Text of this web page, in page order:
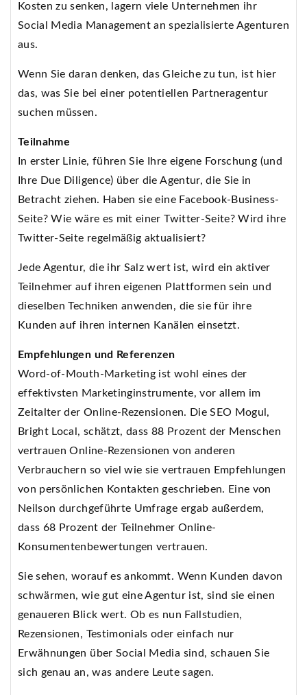
Kosten zu senken, lagern viele Unternehmen ihr
Social Media Management an spezialisierte Agenturen
aus.
Wenn Sie daran denken, das Gleiche zu tun, ist hier
das, was Sie bei einer potentiellen Partneragentur
suchen müssen.
Teilnahme
In erster Linie, führen Sie Ihre eigene Forschung (und
Ihre Due Diligence) über die Agentur, die Sie in
Betracht ziehen. Haben sie eine Facebook-Business-
Seite? Wie wäre es mit einer Twitter-Seite? Wird ihre
Twitter-Seite regelmäßig aktualisiert?
Jede Agentur, die ihr Salz wert ist, wird ein aktiver
Teilnehmer auf ihren eigenen Plattformen sein und
dieselben Techniken anwenden, die sie für ihre
Kunden auf ihren internen Kanälen einsetzt.
Empfehlungen und Referenzen
Word-of-Mouth-Marketing ist wohl eines der
effektivsten Marketinginstrumente, vor allem im
Zeitalter der Online-Rezensionen. Die SEO Mogul,
Bright Local, schätzt, dass 88 Prozent der Menschen
vertrauen Online-Rezensionen von anderen
Verbrauchern so viel wie sie vertrauen Empfehlungen
von persönlichen Kontakten geschrieben. Eine von
Neilson durchgeführte Umfrage ergab außerdem,
dass 68 Prozent der Teilnehmer Online-
Konsumentenbewertungen vertrauen.
Sie sehen, worauf es ankommt. Wenn Kunden davon
schwärmen, wie gut eine Agentur ist, sind sie einen
genaueren Blick wert. Ob es nun Fallstudien,
Rezensionen, Testimonials oder einfach nur
Erwähnungen über Social Media sind, schauen Sie
sich genau an, was andere Leute sagen.